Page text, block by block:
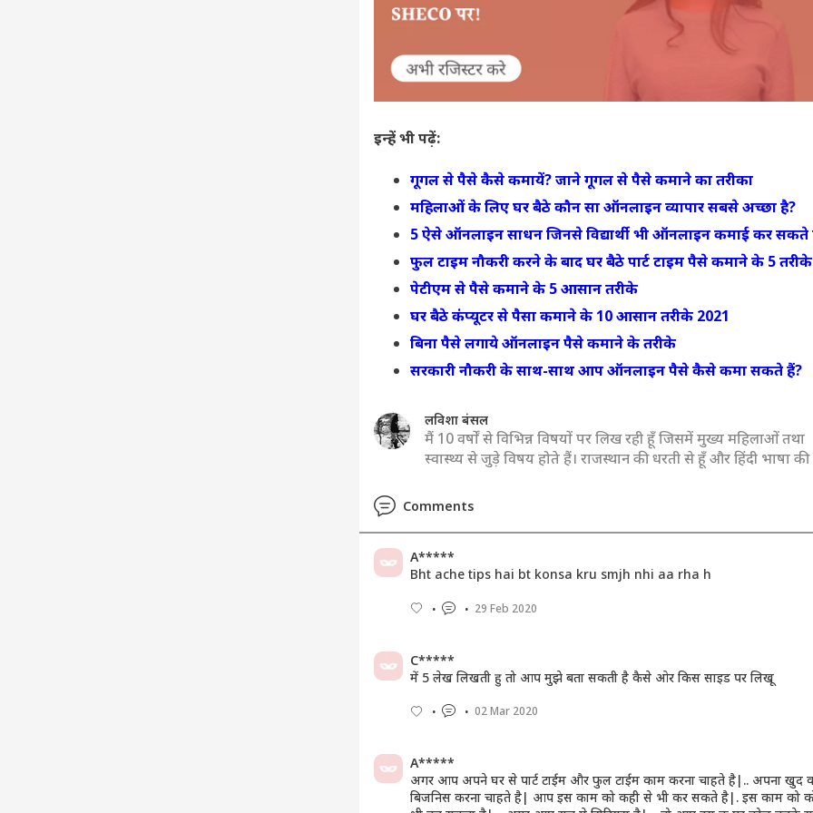
इन्हें भी पढ़ें:
गूगल से पैसे कैसे कमायें? जाने गूगल से पैसे कमाने का तरीका
महिलाओं के लिए घर बैठे कौन सा ऑनलाइन व्यापार सबसे अच्छा है?
5 ऐसे ऑनलाइन साधन जिनसे विद्यार्थी भी ऑनलाइन कमाई कर सकते
फुल टाइम नौकरी करने के बाद घर बैठे पार्ट टाइम पैसे कमाने के 5 तरीके
पेटीएम से पैसे कमाने के 5 आसान तरीके
घर बैठे कंप्यूटर से पैसा कमाने के 10 आसान तरीके 2021
बिना पैसे लगाये ऑनलाइन पैसे कमाने के तरीके
सरकारी नौकरी के साथ-साथ आप ऑनलाइन पैसे कैसे कमा सकते हैं?
लविशा बंसल
मैं 10 वर्षों से विभिन्न विषयों पर लिख रही हूँ जिसमें मुख्य महिलाओं तथा
स्वास्थ्य से जुड़े विषय होते हैं। राजस्थान की धरती से हूँ और हिंदी भाषा की
Comments
A*****
Bht ache tips hai bt konsa kru smjh nhi aa rha h
29 Feb 2020
C*****
में 5 लेख लिखती हु तो आप मुझे बता सकती है कैसे ओर किस साइड पर लिखू
02 Mar 2020
A*****
अगर आप अपने घर से पार्ट टाईम और फुल टाईम काम करना चाहते है|.. अपना खुद
बिजनिस करना चाहते है| आप इस काम को कही से भी कर सकते है|. इस काम को